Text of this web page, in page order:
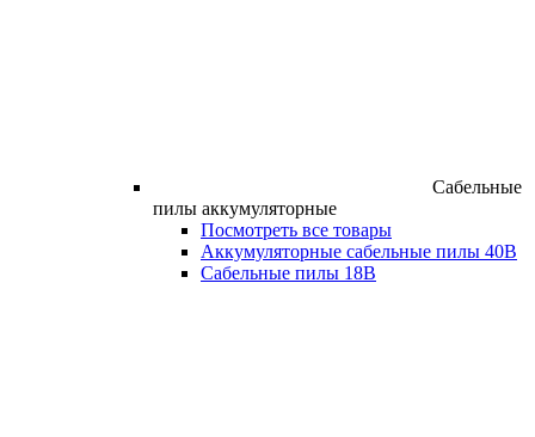
Сабельные
пилы аккумуляторные
Посмотреть все товары
Аккумуляторные сабельные пилы 40В
Сабельные пилы 18В